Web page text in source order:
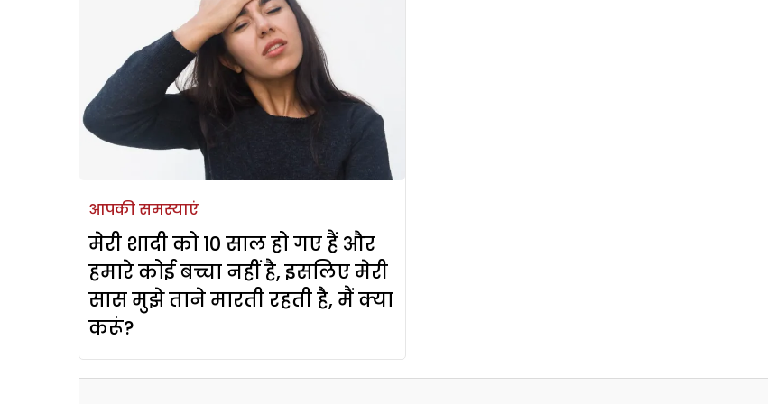
आपकी समस्याएं
मेरी शादी को 10 साल हो गए हैं और
हमारे कोई बच्चा नहीं है, इसलिए मेरी
सास मुझे ताने मारती रहती है, मैं क्या
करूं?